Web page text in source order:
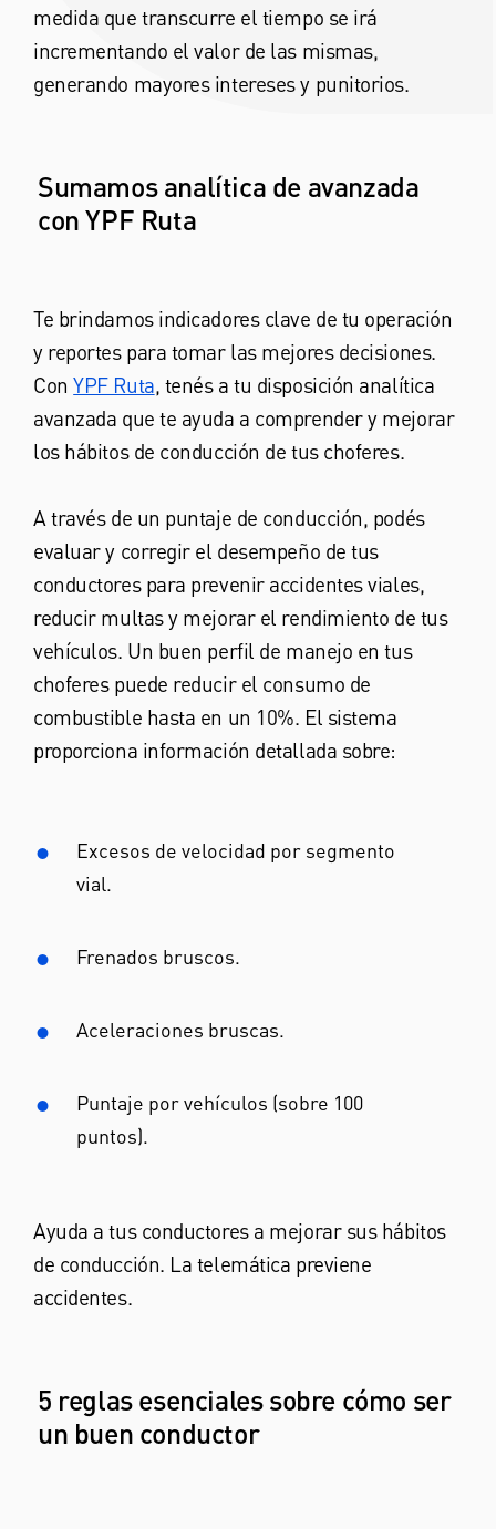
medida que transcurre el tiempo se irá
incrementando el valor de las mismas,
generando mayores intereses y punitorios.
Sumamos analítica de avanzada
con YPF Ruta
Te brindamos indicadores clave de tu operación
y reportes para tomar las mejores decisiones.
ConYPF Ruta, tenés a tu disposición analítica
avanzada que te ayuda a comprender y mejorar
los hábitos de conducción de tus choferes.
A través de un puntaje de conducción, podés
evaluar y corregir el desempeño de tus
conductores para prevenir accidentes viales,
reducir multas y mejorar el rendimiento de tus
vehículos. Un buen perfil de manejo en tus
choferes puede reducir el consumo de
combustible hasta en un 10%. El sistema
proporciona información detallada sobre:
Excesos de velocidad por segmento
vial.
Frenados bruscos.
Aceleraciones bruscas.
Puntaje por vehículos (sobre 100
puntos).
Ayuda a tus conductores a mejorar sus hábitos
de conducción. La telemática previene
accidentes.
5 reglas esenciales sobre cómo ser
un buen conductor